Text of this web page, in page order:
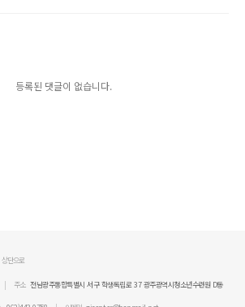
등록된 댓글이 없습니다.
상단으로
주소 전남광주통합특별시 서구 학생독립로 37 광주광역시청소년수련원 D동